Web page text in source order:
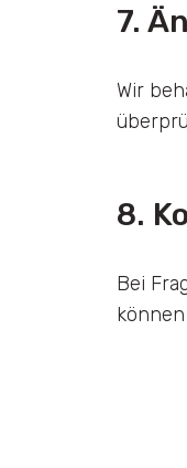
7.
Wir
8.
Bei